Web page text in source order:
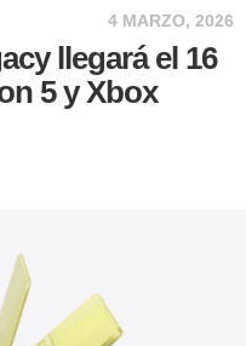
4 MARZO, 2026
llegará el 16
5 y Xbox